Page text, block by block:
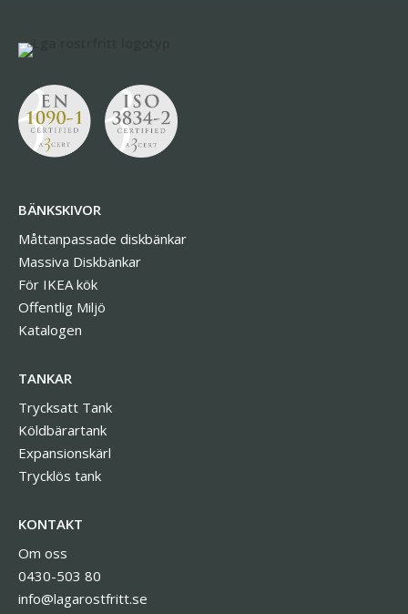
BÄNKSKIVOR
Måttanpassade diskbänkar
Massiva Diskbänkar
För IKEA kök
Offentlig Miljö
Katalogen
TANKAR
Trycksatt Tank
Köldbärartank
Expansionskärl
Trycklös tank
KONTAKT
Om oss
0430-503 80
info@lagarostfritt.se